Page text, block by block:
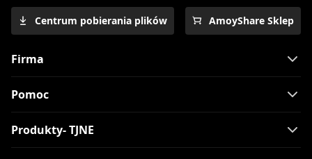
Centrum pobierania plików AmoyShare Sklep
Firma
Pomoc
Produkty- TJNE